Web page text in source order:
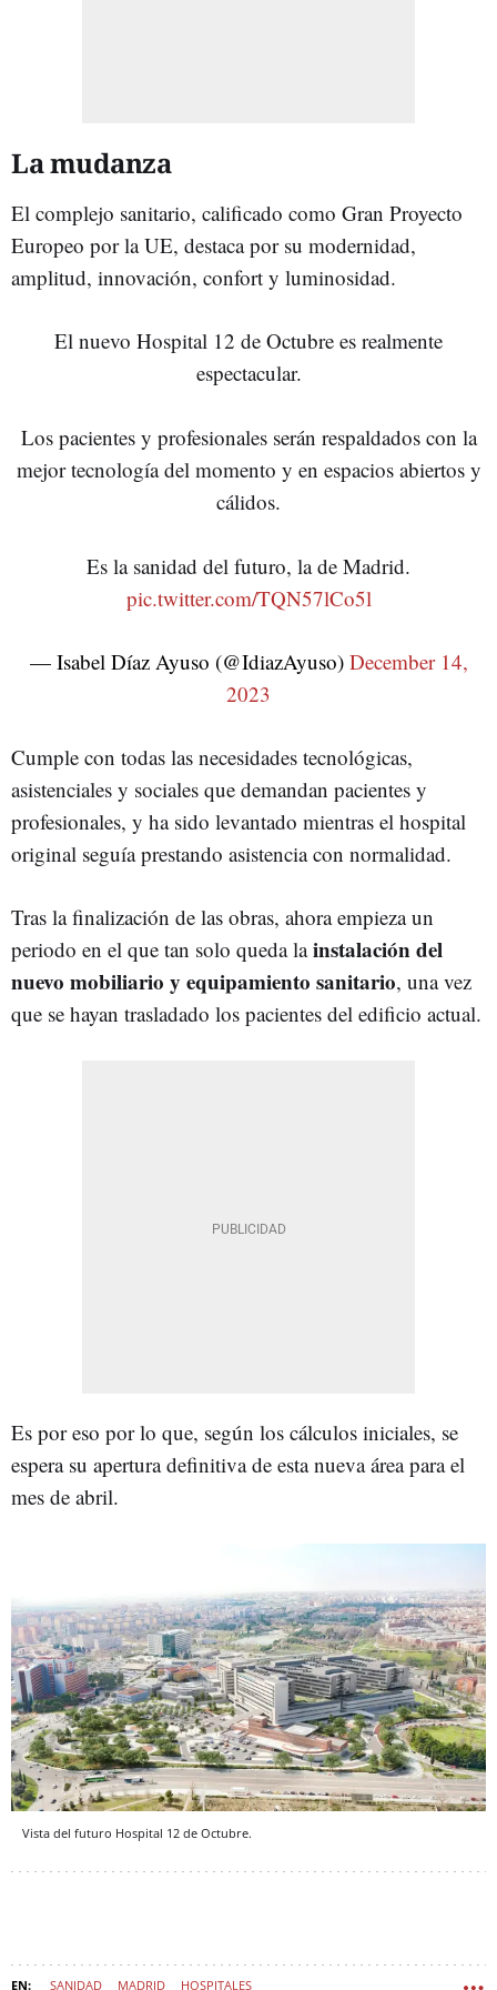
La mudanza
El complejo sanitario, calificado como Gran Proyecto
Europeo por la UE, destaca por su modernidad,
amplitud, innovación, confort y luminosidad.
El nuevo Hospital 12 de Octubre es realmente
espectacular.
Los pacientes y profesionales serán respaldados con la
mejor tecnología del momento y en espacios abiertos y
cálidos.
Es la sanidad del futuro, la de Madrid.
pic.twitter.com/TQN57lCo5l
— Isabel Díaz Ayuso (@IdiazAyuso) December 14,
2023
Cumple con todas las necesidades tecnológicas,
asistenciales y sociales que demandan pacientes y
profesionales, y ha sido levantado mientras el hospital
original seguía prestando asistencia con normalidad.
Tras la finalización de las obras, ahora empieza un
periodo en el que tan solo queda lainstalación del
nuevo mobiliario y equipamiento sanitario, una vez
que se hayan trasladado los pacientes del edificio actual.
Es por eso por lo que, según los cálculos iniciales, se
espera su apertura definitiva de esta nueva área para el
mes de abril.
Vista del futuro Hospital 12 de Octubre.
SANIDAD MADRID HOSPITALES